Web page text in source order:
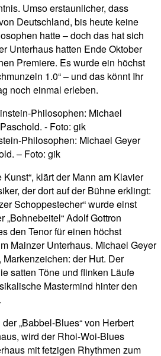
Umso erstaunlicher, dass
Deutschland, bis heute keine
hatte – doch das hat sich
Unterhaus hatten Ende Oktober
Premiere. Es wurde ein höchst
1.0“ – und das könnt Ihr
noch einmal erleben.
Philosophen: Michael Geyer
– Foto: gik
klärt der Mann am Klavier
der dort auf der Bühne erklingt:
Schoppestecher“ wurde einst
„Bohnebeitel“ Adolf Gottron
den Tenor für einen höchst
Mainzer Unterhaus. Michael Geyer
der Hut. Der
satten Töne und flinken Läufe
Mastermind hinter den
„Babbel-Blues“ von Herbert
wird der Rhoi-Woi-Blues
mit fetzigen Rhythmen zum